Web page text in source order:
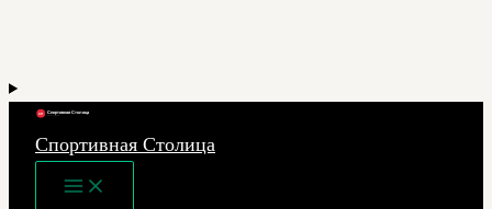
Спортивная Столица
Main
Menu